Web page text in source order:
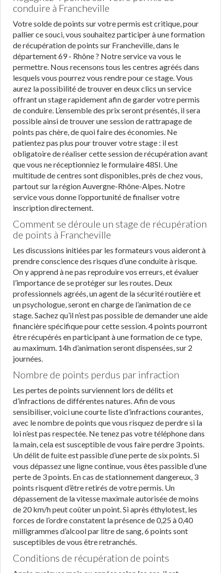
conduire à Francheville
Votre solde de points sur votre permis est critique, pour
pallier ce souci, vous souhaitez participer à une formation
de récupération de points sur Francheville, dans le
département 69 - Rhône ? Notre service va vous le
permettre. Nous recensons tous les centres agréés dans
lesquels vous pourrez vous rendre pour ce stage. Vous
aurez la possibilité de trouver en deux clics un service
offrant un stage rapidement afin de garder votre permis
de conduire. L’ensemble des prix seront présentés, il sera
possible ainsi de trouver une session de rattrapage de
points pas chère, de quoi faire des économies. Ne
patientez pas plus pour trouver votre stage : il est
obligatoire de réaliser cette session de récupération avant
que vous ne réceptionniez le formulaire 48SI. Une
multitude de centres sont disponibles, près de chez vous,
partout sur la région Auvergne-Rhône-Alpes. Notre
service vous donne l’opportunité de finaliser votre
inscription directement.
Comment se déroule un stage de récupération
de points à Francheville
Les discussions initiées par les formateurs vous aideront à
prendre conscience des risques d’une conduite à risque.
On y apprend à ne pas reproduire vos erreurs, et évaluer
l’importance de se protéger sur les routes. Deux
professionnels agréés, un agent de la sécurité routière et
un psychologue, seront en charge de l’animation de ce
stage. Sachez qu’il n’est pas possible de demander une aide
financière spécifique pour cette session. 4 points pourront
être récupérés en participant à une formation de ce type,
au maximum. 14h d’animation seront dispensées, sur 2
journées.
Nombre de points perdus par infraction
Les pertes de points surviennent lors de délits et
d’infractions de différentes natures. Afin de vous
sensibiliser, voici une courte liste d’infractions courantes,
avec le nombre de points que vous risquez de perdre si la
loi n’est pas respectée. Ne tenez pas votre téléphone dans
la main, cela est susceptible de vous faire perdre 3 points.
Un délit de fuite est passible d’une perte de six points. Si
vous dépassez une ligne continue, vous êtes passible d’une
perte de 3 points. En cas de stationnement dangereux, 3
points risquent d’être retirés de votre permis. Un
dépassement de la vitesse maximale autorisée de moins
de 20 km/h peut coûter un point. Si après éthylotest, les
forces de l’ordre constatent la présence de 0,25 à 0,40
milligrammes d’alcool par litre de sang, 6 points sont
susceptibles de vous être retranchés.
Conditions de récupération de points